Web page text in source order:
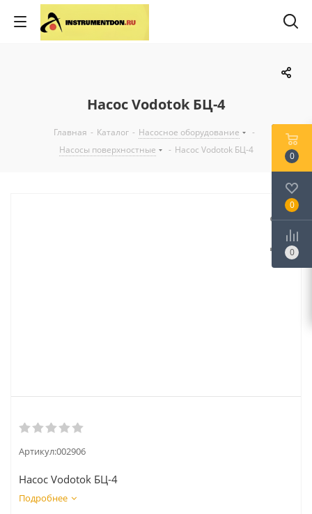
Насос Vodotok БЦ-4
Главная - Каталог - Насосное оборудование
-
Насосы поверхностные
- Насос Vodotok БЦ-4
Артикул:002906
Насос Vodotok БЦ-4
Подробнее
0
0
0